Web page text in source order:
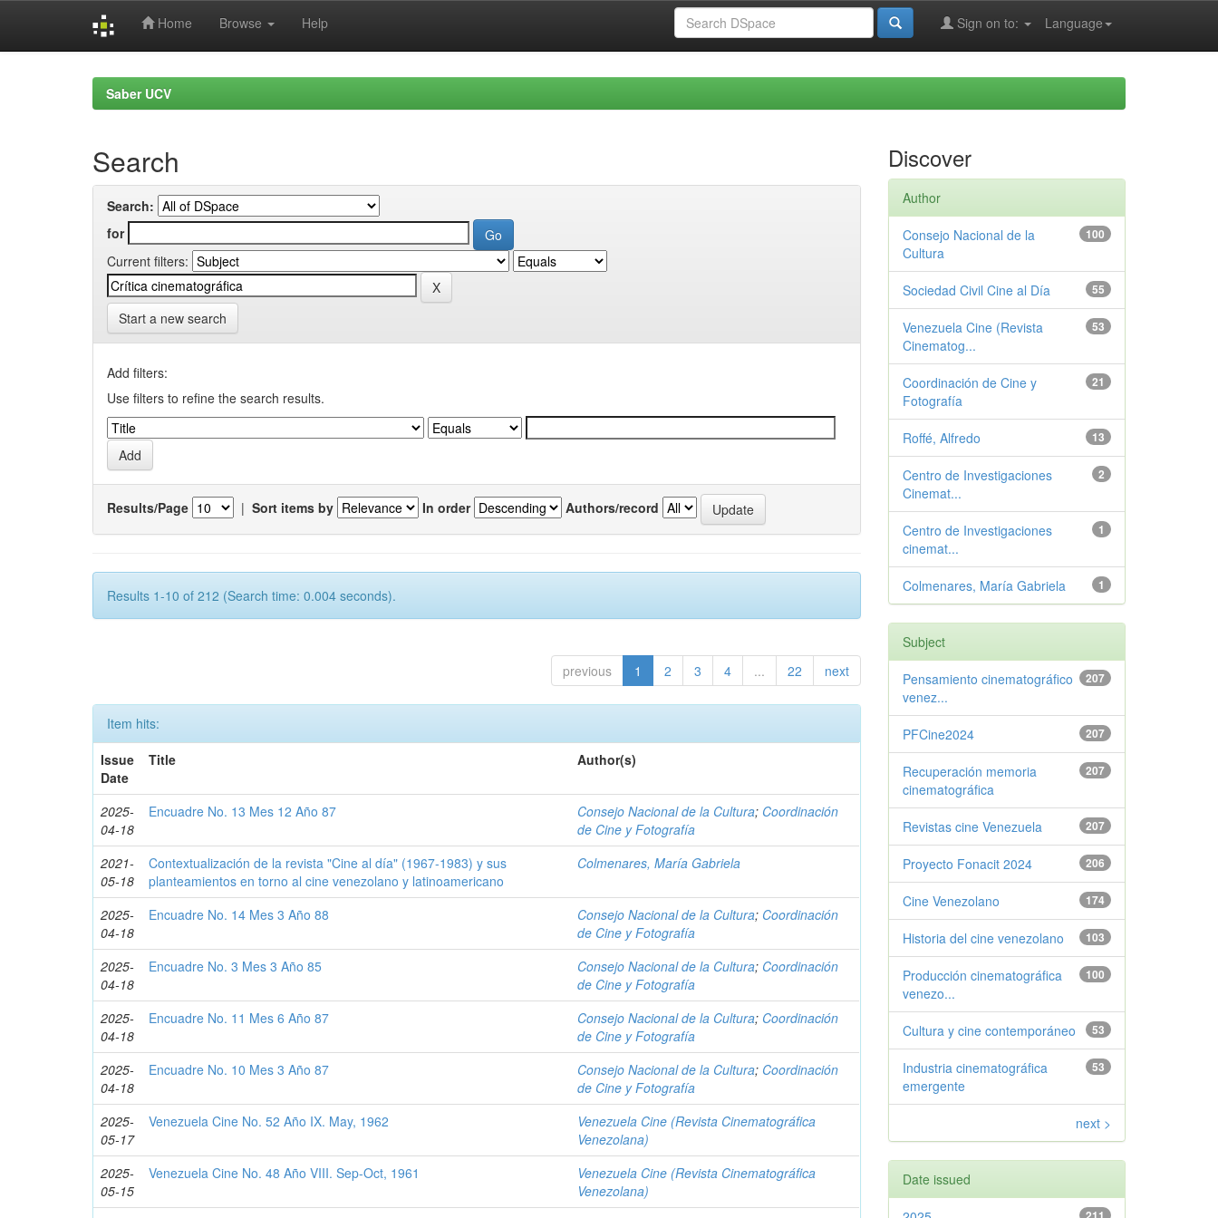
Home Browse Help Language
Sign on to:
Saber UCV
Search
Search:
for
Current filters:
Start a new search
Add filters:
Use filters to refine the search results.
Results/Page | Sort items by In order Authors/record
Results 1-10 of 212 (Search time: 0.004 seconds).
previous 1 2 3 4 ... 22 next
Item hits:
Issue
Date
Title Author(s)
2025-
04-18
Encuadre No. 13 Mes 12 Año 87 Consejo Nacional de la Cultura; Coordinación
de Cine y Fotografía
2021-
05-18
Contextualización de la revista "Cine al día" (1967-1983) y sus
planteamientos en torno al cine venezolano y latinoamericano
Colmenares, María Gabriela
2025-
04-18
Encuadre No. 14 Mes 3 Año 88 Consejo Nacional de la Cultura; Coordinación
de Cine y Fotografía
2025-
04-18
Encuadre No. 3 Mes 3 Año 85 Consejo Nacional de la Cultura; Coordinación
de Cine y Fotografía
2025-
04-18
Encuadre No. 11 Mes 6 Año 87 Consejo Nacional de la Cultura; Coordinación
de Cine y Fotografía
2025-
04-18
Encuadre No. 10 Mes 3 Año 87 Consejo Nacional de la Cultura; Coordinación
de Cine y Fotografía
2025-
05-17
Venezuela Cine No. 52 Año IX. May, 1962
Venezuela Cine (Revista Cinematográfica
Venezolana)
2025-
05-15
Venezuela Cine No. 48 Año VIII. Sep-Oct, 1961
Venezuela Cine (Revista Cinematográfica
Venezolana)
Discover
Author
100
Consejo Nacional de la
Cultura
55
Sociedad Civil Cine al Día
53
Venezuela Cine (Revista
Cinematog...
21
Coordinación de Cine y
Fotografía
13
Roffé, Alfredo
2
Centro de Investigaciones
Cinemat...
1
Centro de Investigaciones
cinemat...
1
Colmenares, María Gabriela
Subject
207
Pensamiento cinematográfico
venez...
207
PFCine2024
207
Recuperación memoria
cinematográfica
207
Revistas cine Venezuela
206
Proyecto Fonacit 2024
174
Cine Venezolano
103
Historia del cine venezolano
100
Producción cinematográfica
venezo...
53
Cultura y cine contemporáneo
53
Industria cinematográfica
emergente
next >
Date issued